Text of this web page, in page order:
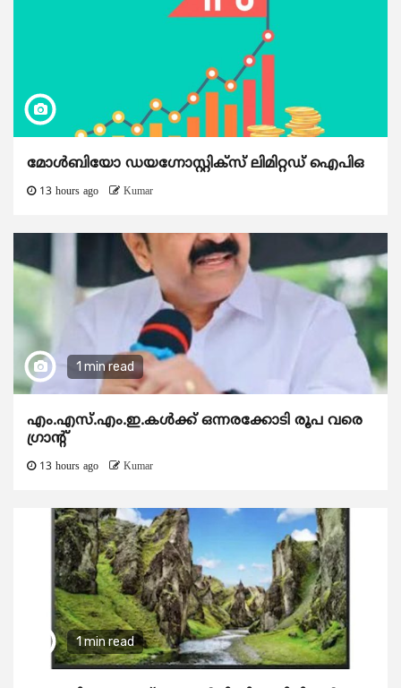
മോൾബിയോ ഡയഗ്നോസ്റ്റിക്സ് ലിമിറ്റഡ് ഐപിഒ
13 hours ago Kumar
1 min read
എം.എസ്.എം.ഇ.കൾക്ക് ഒന്നരക്കോടി രൂപ വരെ
ഗ്രാന്റ്
13 hours ago Kumar
1 min read